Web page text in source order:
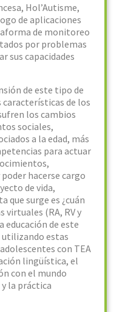
Hol’Autisme,
de aplicaciones
de monitoreo
por problemas
sus capacidades
de este tipo de
de los
los cambios
sociales,
a la edad, más
para actuar
hacerse cargo
de vida,
que surge es ¿cuán
virtuales (RA, RV y
de este
utilizando estas
con TEA
lingüística, el
con el mundo
la práctica